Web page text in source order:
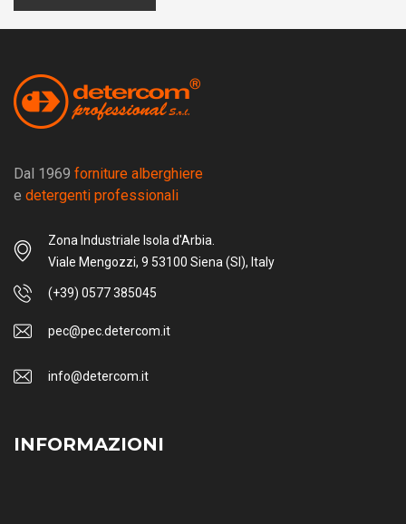
Dal 1969 forniture alberghiere
e detergenti professionali
Zona Industriale Isola d'Arbia.
Viale Mengozzi, 9 53100 Siena (SI), Italy
(+39) 0577 385045
pec@pec.detercom.it
info@detercom.it
INFORMAZIONI